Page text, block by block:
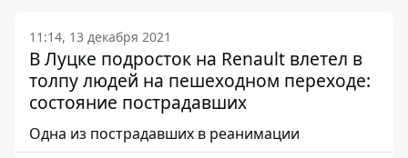
11:14, 13 декабря 2021
В Луцке подросток на Renault влетел в
толпу людей на пешеходном переходе:
состояние пострадавших
Одна из пострадавших в реанимации